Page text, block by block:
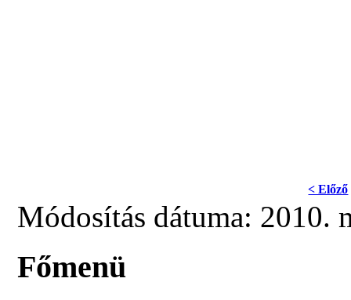
< Előző
Módosítás dátuma: 2010.
Főmenü